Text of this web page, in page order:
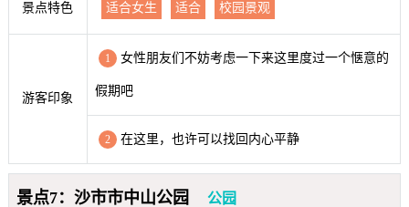
景点特色 适合女生 适合 校园景观
游客印象
1 女性朋友们不妨考虑一下来这里度过一个惬意的
假期吧
2 在这里，也许可以找回内心平静
景点7：沙市市中山公园 公园